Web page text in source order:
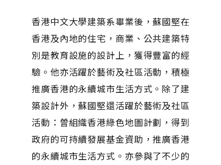
香港中文大學建築系畢業後，蘇國堅在
香港及內地的住宅，商業、公共建築特
別是教育設施的設計上，獲得豐富的經
驗。他亦活躍於藝術及社區活動，積極
推廣香港的永續城市生活方式。除了建
築設計外，蘇國堅還活躍於藝術及社區
活動：曽組織香港綠色地圖計劃，得到
政府的可持續發展基金資助，推廣香港
的永續城市生活方式。亦參與了不少的